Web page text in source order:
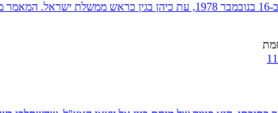
מאמר עיתון המסקר כנס חברי אצ"ל שנערך ב-16 בנובמבר